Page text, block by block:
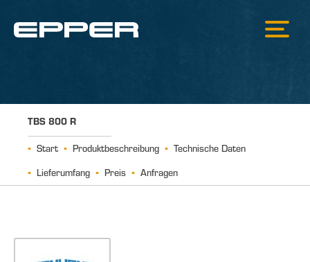
TBS 800 R
Start Produktbeschreibung
Technische Daten
Lieferumfang
Preis Anfragen